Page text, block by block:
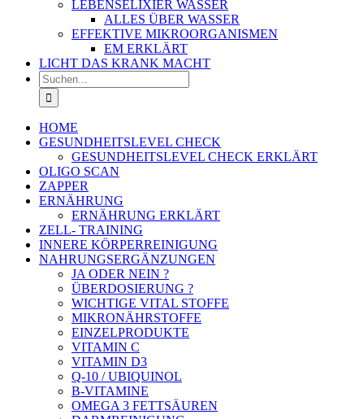
LEBENSELIXIER WASSER
ALLES ÜBER WASSER
EFFEKTIVE MIKROORGANISMEN
EM ERKLÄRT
LICHT DAS KRANK MACHT
Suche
nach:
HOME
GESUNDHEITSLEVEL CHECK
GESUNDHEITSLEVEL CHECK ERKLÄRT
OLIGO SCAN
ZAPPER
ERNÄHRUNG
ERNÄHRUNG ERKLÄRT
ZELL- TRAINING
INNERE KÖRPERREINIGUNG
NAHRUNGSERGÄNZUNGEN
JA ODER NEIN ?
ÜBERDOSIERUNG ?
WICHTIGE VITAL STOFFE
MIKRONÄHRSTOFFE
EINZELPRODUKTE
VITAMIN C
VITAMIN D3
Q-10 / UBIQUINOL
B-VITAMINE
OMEGA 3 FETTSÄUREN